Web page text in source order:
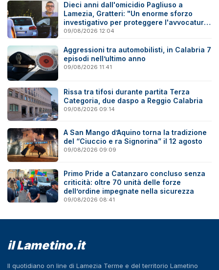
Dieci anni dall'omicidio Pagliuso a
Lamezia, Gratteri: "Un enorme sforzo
investigativo per proteggere l'avvocatura
onesta"
09/08/2026 12:04
Aggressioni tra automobilisti, in Calabria 7
episodi nell’ultimo anno
09/08/2026 11:41
Rissa tra tifosi durante partita Terza
Categoria, due daspo a Reggio Calabria
09/08/2026 09:14
A San Mango d’Aquino torna la tradizione
del “Ciuccio e ra Signorina” il 12 agosto
09/08/2026 09:09
Primo Pride a Catanzaro concluso senza
criticità: oltre 70 unità delle forze
dell’ordine impegnate nella sicurezza
09/08/2026 08:41
il Lametino.it
Il quotidiano on line di Lamezia Terme e del territorio Lametino